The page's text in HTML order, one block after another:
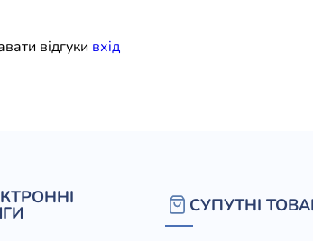
Художня література
відгуки вхiд
СУПУТНІ